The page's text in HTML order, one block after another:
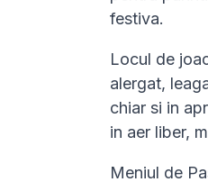
festiva.
Locul de
alergat,
chiar si in
in aer liber,
Meniul de